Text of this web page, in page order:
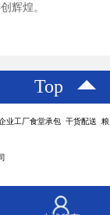
辉煌。
Top
业工厂食堂承包 干货配送 粮